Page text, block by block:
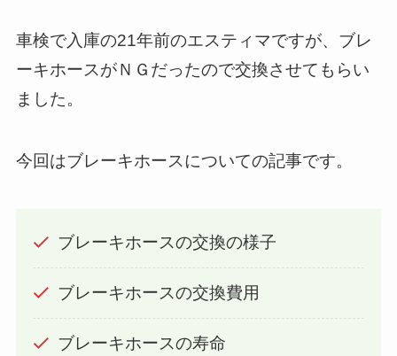
車検で入庫の21年前のエスティマですが、ブレ
ーキホースがＮＧだったので交換させてもらい
ました。
今回はブレーキホースについての記事です。
ブレーキホースの交換の様子
ブレーキホースの交換費用
ブレーキホースの寿命